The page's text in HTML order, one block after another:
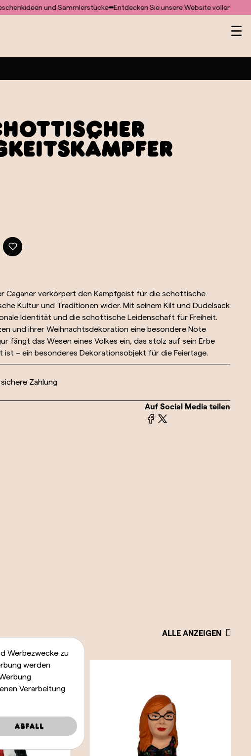
und Sammlerstücke Entdecken Sie unsere Website voller besonderer
☰
Caganer verkörpert den Kampfgeist für die schottische
Kultur und Traditionen wider. Mit seinem Kilt und Dudelsack
Identität und die schottische Leidenschaft für Freiheit.
und ihrer Weihnachtsdekoration eine besondere Note
fängt das Wesen eines Volkes ein, das stolz auf sein Erbe
ist – ein besonderes Dekorationsobjekt für die Feiertage.
Zahlung
Auf Social Media teilen
ALLE ANZEIGEN
Werbezwecke zu
werden
Verarbeitung
Abfall